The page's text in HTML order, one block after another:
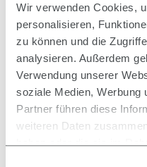
Wir verwenden Cookies,
personalisieren,
zu können und die
analysieren. Außerdem
Verwendung unserer
soziale Medien, Werbung
Partner führen diese
weiteren Daten
haben oder die sie im
Inhalt:0.3